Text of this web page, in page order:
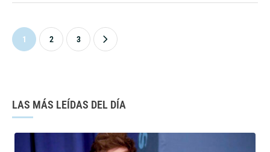
1 2 3
LAS MÁS LEÍDAS DEL DÍA